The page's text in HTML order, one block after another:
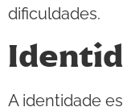
dificuldades.
A identidade